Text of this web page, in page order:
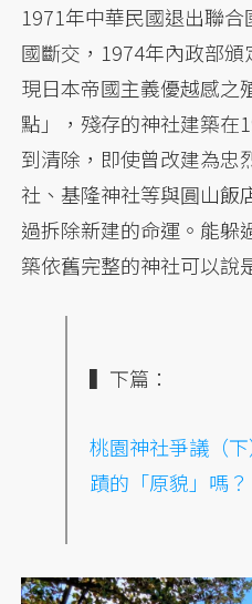
1971年中華民國退出聯
國斷交，1974年內政部
現日本帝國主義優越感之
點」，殘存的神社建築在
到清除，即使曾改建為忠
社、基隆神社等與圓山飯
過拆除新建的命運。能躲
築依舊完整的神社可以說
▍下篇：
桃園神社爭議（
蹟的「原貌」嗎？